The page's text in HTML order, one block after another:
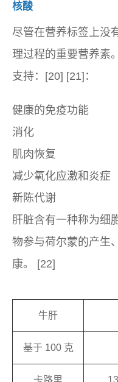
核酸
尽管在营养标签上没
理过程的重要营养素
支持：[20] [21]：
健康的免疫功能
消化
肌肉恢复
减少氧化应激和炎症
新陈代谢
肝脏含有一种称为细
物参与荷尔蒙的产生
康。 [22]
牛肝
基于 100 克